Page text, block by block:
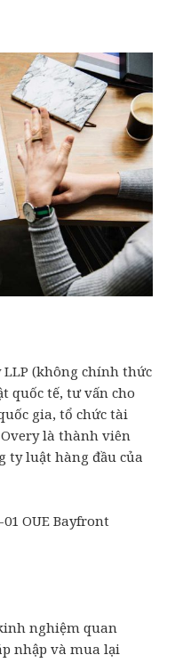
(không chính thức
quốc tế, tư vấn cho
gia, tổ chức tài
là thành viên
ty luật hàng đầu của
01 OUE Bayfront
nghiệm quan
nhập và mua lại